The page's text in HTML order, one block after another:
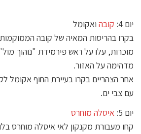
יום 4: קובה ואקומל
בקרו בהריסות המאיה של קובה הממוקמות
מוכרות, עלו על ראש פירמידת "נוהוך
מדהימה על האזור.
אחר הצהריים בקרו בעיירת החוף אקומל
עם צבי ים.
יום 5:
איסלה מוחרס
קחו מעבורת מקנקון לאי איסלה מוחרס